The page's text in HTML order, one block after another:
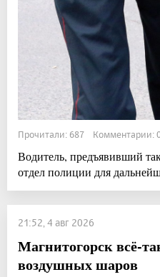
Прочитали: 687 Комментарии:
Водитель, предъявивший
отдел полиции для
21:52, 4 авг 2026
Магнитогорск всё-
воздушных шаров